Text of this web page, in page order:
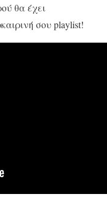
θα έχει
σου playlist!